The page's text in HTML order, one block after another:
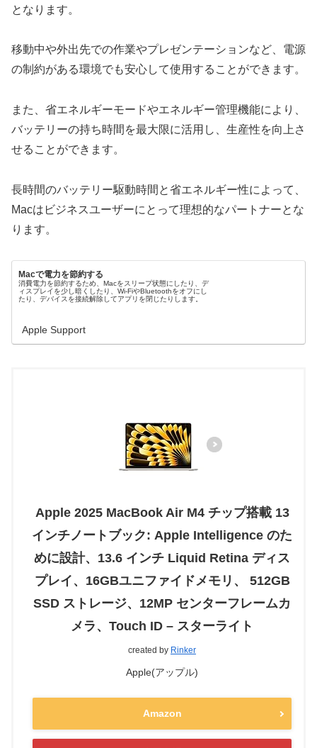
となります。
移動中や外出先での作業やプレゼンテーションなど、電源
の制約がある環境でも安心して使用することができます。
また、省エネルギーモードやエネルギー管理機能により、
バッテリーの持ち時間を最大限に活用し、生産性を向上さ
せることができます。
長時間のバッテリー駆動時間と省エネルギー性によって、
Macはビジネスユーザーにとって理想的なパートナーとな
ります。
Macで電力を節約する
消費電力を節約するため、Macをスリープ状態にしたり、デ
ィスプレイを少し暗くしたり、Wi-FiやBluetoothをオフにし
たり、デバイスを接続解除してアプリを閉じたりします。
Apple Support
Apple 2025 MacBook Air M4 チップ搭載 13
インチノートブック: Apple Intelligence のた
めに設計、13.6 インチ Liquid Retina ディス
プレイ、16GBユニファイドメモリ、 512GB
SSD ストレージ、12MP センターフレームカ
メラ、Touch ID – スターライト
created by Rinker
Apple(アップル)
Amazon